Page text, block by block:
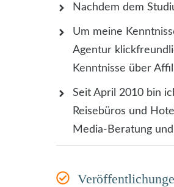
Nachdem dem
Um meine
Agentur
Kenntnisse über
Seit April 2010 bin
Reisebüros und
Media-Beratung